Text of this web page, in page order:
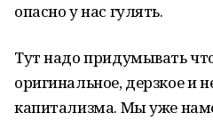
опасно у нас гулять.
Тут надо придумывать
оригинальное, дерзкое и
капитализма. Мы уже